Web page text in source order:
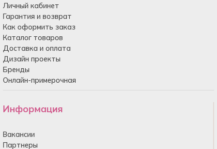
Личный кабинет
Гарантия и возврат
Как оформить заказ
Каталог товаров
Доставка и оплата
Дизайн проекты
Бренды
Онлайн-примерочная
Информация
Вакансии
Партнеры